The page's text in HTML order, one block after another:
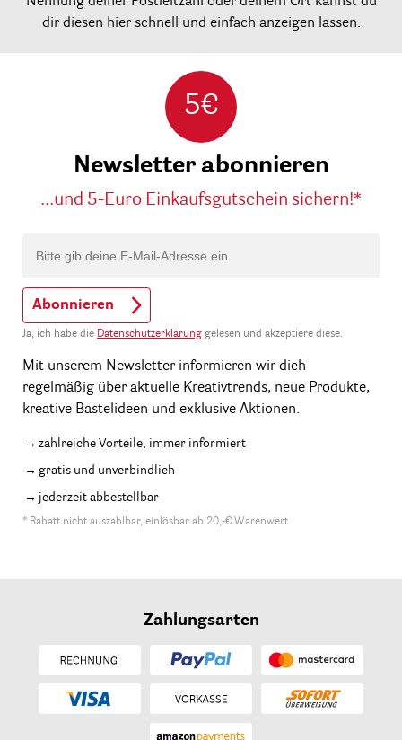
dir diesen hier schnell und einfach anzeigen lassen.
5€
Newsletter abonnieren
...und 5-Euro Einkaufsgutschein sichern!*
Abonnieren
Ja, ich habe die Datenschutzerklärung gelesen und akzeptiere diese.
Mit unserem Newsletter informieren wir dich
regelmäßig über aktuelle Kreativtrends, neue Produkte,
kreative Bastelideen und exklusive Aktionen.
zahlreiche Vorteile, immer informiert
gratis und unverbindlich
jederzeit abbestellbar
* Rabatt nicht auszahlbar, einlösbar ab 20,-€ Warenwert
Zahlungsarten